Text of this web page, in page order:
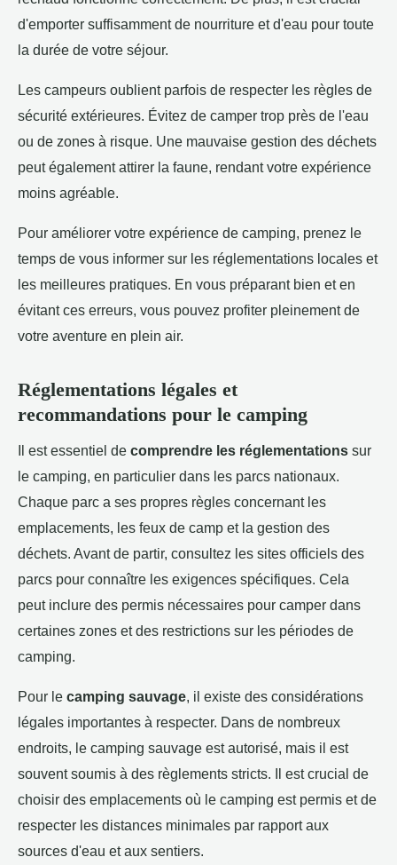
d'emporter suffisamment de nourriture et d'eau pour toute
la durée de votre séjour.
Les campeurs oublient parfois de respecter les règles de
sécurité extérieures. Évitez de camper trop près de l'eau
ou de zones à risque. Une mauvaise gestion des déchets
peut également attirer la faune, rendant votre expérience
moins agréable.
Pour améliorer votre expérience de camping, prenez le
temps de vous informer sur les réglementations locales et
les meilleures pratiques. En vous préparant bien et en
évitant ces erreurs, vous pouvez profiter pleinement de
votre aventure en plein air.
Réglementations légales et
recommandations pour le camping
Il est essentiel de comprendre les réglementations sur
le camping, en particulier dans les parcs nationaux.
Chaque parc a ses propres règles concernant les
emplacements, les feux de camp et la gestion des
déchets. Avant de partir, consultez les sites officiels des
parcs pour connaître les exigences spécifiques. Cela
peut inclure des permis nécessaires pour camper dans
certaines zones et des restrictions sur les périodes de
camping.
Pour le camping sauvage, il existe des considérations
légales importantes à respecter. Dans de nombreux
endroits, le camping sauvage est autorisé, mais il est
souvent soumis à des règlements stricts. Il est crucial de
choisir des emplacements où le camping est permis et de
respecter les distances minimales par rapport aux
sources d'eau et aux sentiers.